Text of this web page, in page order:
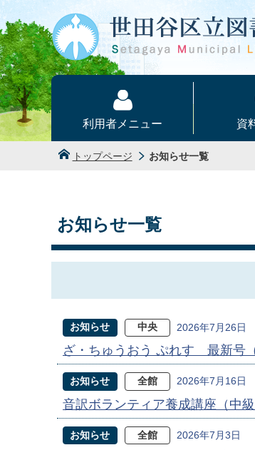
本文へ
利用者メニュー 資
トップページ お知らせ一覧
お知らせ一覧
お知らせ 中央 2026年7月26日
ざ・ちゅうおう ぷれす 最新号
お知らせ 全館 2026年7月16日
音訳ボランティア養成講座（中級
お知らせ 全館 2026年7月3日